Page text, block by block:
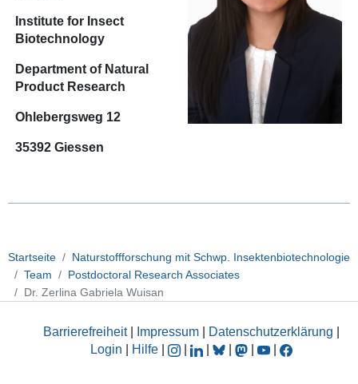
Institute for Insect
Biotechnology
Department of Natural
Product Research
Ohlebergsweg 12
35392 Giessen
Startseite
Naturstoffforschung mit Schwp. Insektenbiotechnologie
Team
Postdoctoral Research Associates
Dr. Zerlina Gabriela Wuisan
Barrierefreiheit| Impressum Datenschutzerklärung
Login
Hilfe